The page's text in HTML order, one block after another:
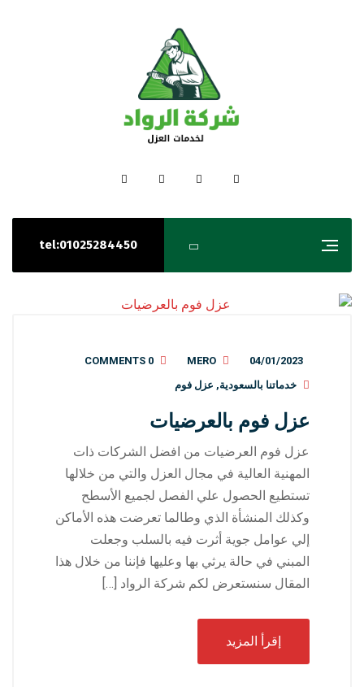
tel:01025284450
04/01/2023
MERO
0 COMMENTS
خدماتنا بالسعودية, عزل فوم
عزل فوم بالعرضيات
عزل فوم العرضيات من افضل الشركات ذات
المهنية العالية في مجال العزل والتي من خلالها
تستطيع الحصول علي الفصل لجميع الأسطح
وكذلك المنشأة الذي وطالما تعرضت هذه الأماكن
إلي عوامل جوية أثرت فيه بالسلب وجعلت
المبني في حالة يرثي بها وعليها فإننا من خلال هذا
المقال سنستعرض لكم شركة الرواد […]
إقرأ المزيد